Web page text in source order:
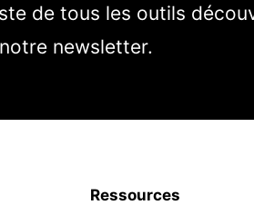
de tous les outils
notre newsletter.
Ressources